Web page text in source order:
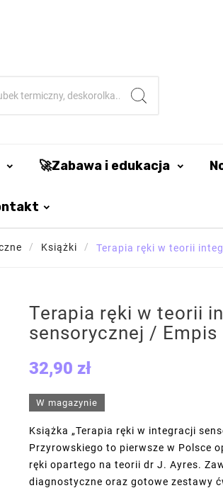
🚀Zabawa i edukacja
Książki Terapia ręki w teorii
Terapia ręki w teorii
sensorycznej / Empis
32,90 zł
W magazynie
Książka „Terapia ręki w integracji
Przyrowskiego to pierwsze w Polsce
ręki opartego na teorii dr J. Ayres.
diagnostyczne oraz gotowe zestawy